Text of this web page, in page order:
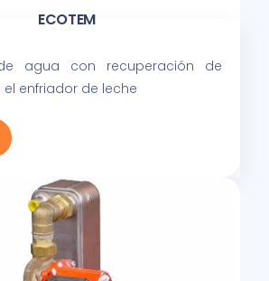
ECOTEM
agua con recuperación de
enfriador de leche